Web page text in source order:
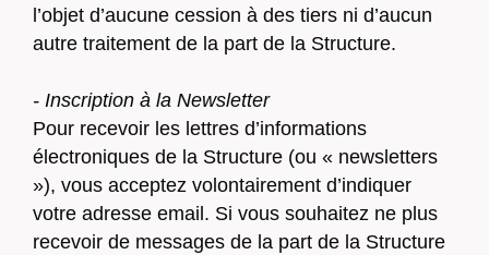
l’objet d’aucune cession à des tiers ni d’aucun
autre traitement de la part de la Structure.
- Inscription à la Newsletter
Pour recevoir les lettres d’informations
électroniques de la Structure (ou « newsletters
»), vous acceptez volontairement d’indiquer
votre adresse email. Si vous souhaitez ne plus
recevoir de messages de la part de la Structure